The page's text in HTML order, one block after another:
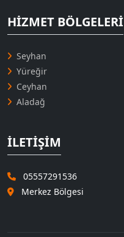
HIZMET BÖLGELERI
Seyhan
Yüreğir
Ceyhan
Aladağ
İLETIŞIM
05557291536
Merkez Bölgesi